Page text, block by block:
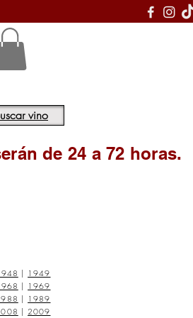
vino
de 24 a 72 horas.
| 1949
| 1969
| 1989
| 2009